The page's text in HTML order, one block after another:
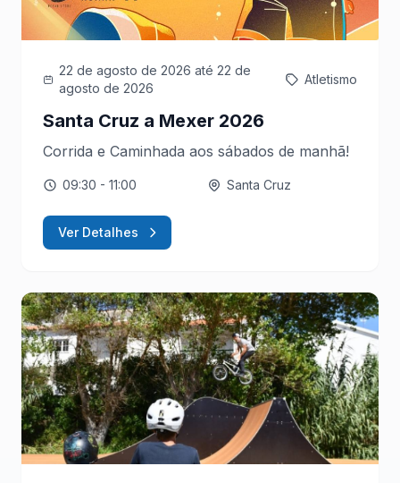
22 de agosto de 2026 até 22 de
agosto de 2026
Atletismo
Santa Cruz a Mexer 2026
Corrida e Caminhada aos sábados de manhã!
09:30 - 11:00 Santa Cruz
Ver Detalhes